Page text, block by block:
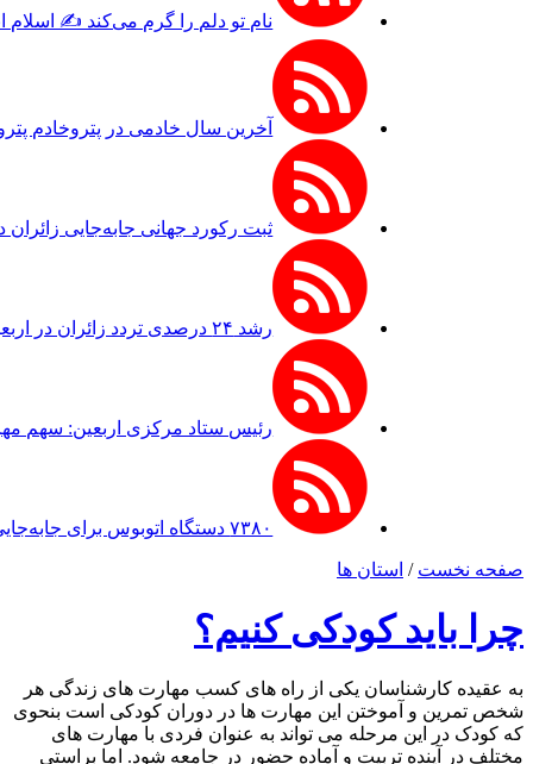
نام تو دلم را گرم می‌کند ✍️ اسلام
آخرین سال خادمی در پتروخادم
ثبت رکورد جهانی جابه‌جایی
رشد ۲۴ درصدی تردد زائران در اربعین از مرز مهران
رئیس ستاد مرکزی اربعین: سهم مهران از
۷۳۸۰ دستگاه اتوبوس برای جابه‌جایی زائران اربعین به‌ کارگیری شد
صفحه نخست / استان ها
چرا باید کودکی کنیم؟
به عقیده کارشناسان یکی از راه های کسب مهارت های زندگی هر
شخص تمرین و آموختن این مهارت ها در دوران کودکی است بنحوی
که کودک در این مرحله می تواند به عنوان فردی با مهارت های
مختلف در آینده تربیت و آماده حضور در جامعه شود. اما براستی